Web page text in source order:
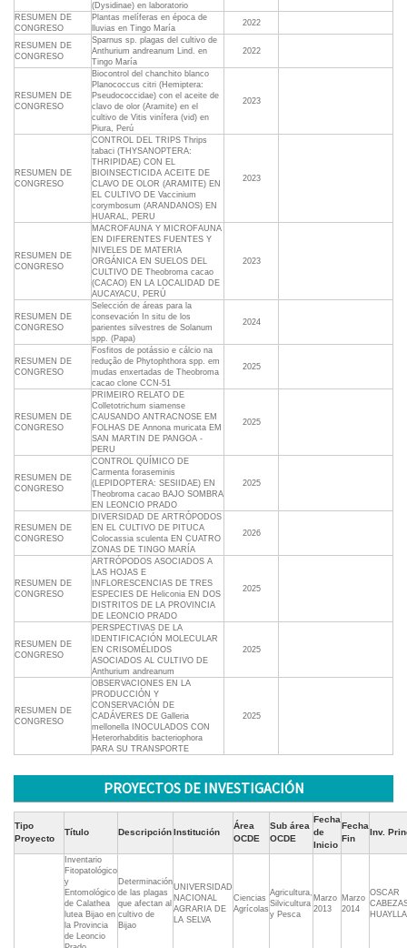
(Dysidinae) en laboratorio
RESUMEN DE
CONGRESO
Plantas melíferas en época de
lluvias en Tingo María
2022
RESUMEN DE
CONGRESO
Sparnus sp. plagas del cultivo de
Anthurium andreanum Lind. en
Tingo María
2022
RESUMEN DE
CONGRESO
Biocontrol del chanchito blanco
Planococcus citri (Hemiptera:
Pseudococcidae) con el aceite de
clavo de olor (Aramite) en el
cultivo de Vitis vinífera (vid) en
Piura, Perú
2023
RESUMEN DE
CONGRESO
CONTROL DEL TRIPS Thrips
tabaci (THYSANOPTERA:
THRIPIDAE) CON EL
BIOINSECTICIDA ACEITE DE
CLAVO DE OLOR (ARAMITE) EN
EL CULTIVO DE Vaccinium
corymbosum (ARANDANOS) EN
HUARAL, PERU
2023
RESUMEN DE
CONGRESO
MACROFAUNA Y MICROFAUNA
EN DIFERENTES FUENTES Y
NIVELES DE MATERIA
ORGÁNICA EN SUELOS DEL
CULTIVO DE Theobroma cacao
(CACAO) EN LA LOCALIDAD DE
AUCAYACU, PERÚ
2023
RESUMEN DE
CONGRESO
Selección de áreas para la
consevación In situ de los
parientes silvestres de Solanum
spp. (Papa)
2024
RESUMEN DE
CONGRESO
Fosfitos de potássio e cálcio na
redução de Phytophthora spp. em
mudas enxertadas de Theobroma
cacao clone CCN-51
2025
RESUMEN DE
CONGRESO
PRIMEIRO RELATO DE
Colletotrichum siamense
CAUSANDO ANTRACNOSE EM
FOLHAS DE Annona muricata EM
SAN MARTIN DE PANGOA -
PERU
2025
RESUMEN DE
CONGRESO
CONTROL QUÍMICO DE
Carmenta foraseminis
(LEPIDOPTERA: SESIIDAE) EN
Theobroma cacao BAJO SOMBRA
EN LEONCIO PRADO
2025
RESUMEN DE
CONGRESO
DIVERSIDAD DE ARTRÓPODOS
EN EL CULTIVO DE PITUCA
Colocassia sculenta EN CUATRO
ZONAS DE TINGO MARÍA
2026
RESUMEN DE
CONGRESO
ARTRÓPODOS ASOCIADOS A
LAS HOJAS E
INFLORESCENCIAS DE TRES
ESPECIES DE Heliconia EN DOS
DISTRITOS DE LA PROVINCIA
DE LEONCIO PRADO
2025
RESUMEN DE
CONGRESO
PERSPECTIVAS DE LA
IDENTIFICACIÓN MOLECULAR
EN CRISOMÉLIDOS
ASOCIADOS AL CULTIVO DE
Anthurium andreanum
2025
RESUMEN DE
CONGRESO
OBSERVACIONES EN LA
PRODUCCIÓN Y
CONSERVACIÓN DE
CADÁVERES DE Galleria
mellonella INOCULADOS CON
Heterorhabditis bacteriophora
PARA SU TRANSPORTE
2025
PROYECTOS DE INVESTIGACIÓN
Tipo
Proyecto
Título DescripciónInstitución
Área
OCDE
Sub área
OCDE
Fecha
de
Inicio
Fecha
Fin
Inv.
Inventario
Fitopatológico
y
Entomológico
de Calathea
lutea Bijao en
la Provincia
de Leoncio
Determinación
de las plagas
que afectan al
cultivo de
Bijao
UNIVERSIDAD
NACIONAL
AGRARIA DE
LA SELVA
Ciencias
Agrícolas
Agricultura,
Silvicultura
y Pesca
Marzo
2013
Marzo
2014
OSCAR